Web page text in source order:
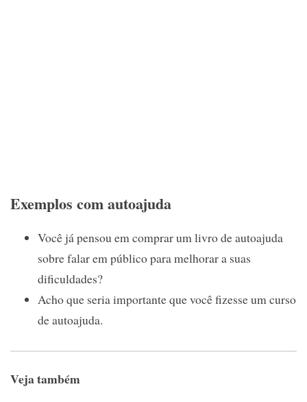
Exemplos com autoajuda
Você já pensou em comprar um livro de autoajuda
sobre falar em público para melhorar a suas
dificuldades?
Acho que seria importante que você fizesse um curso
de autoajuda.
Veja também